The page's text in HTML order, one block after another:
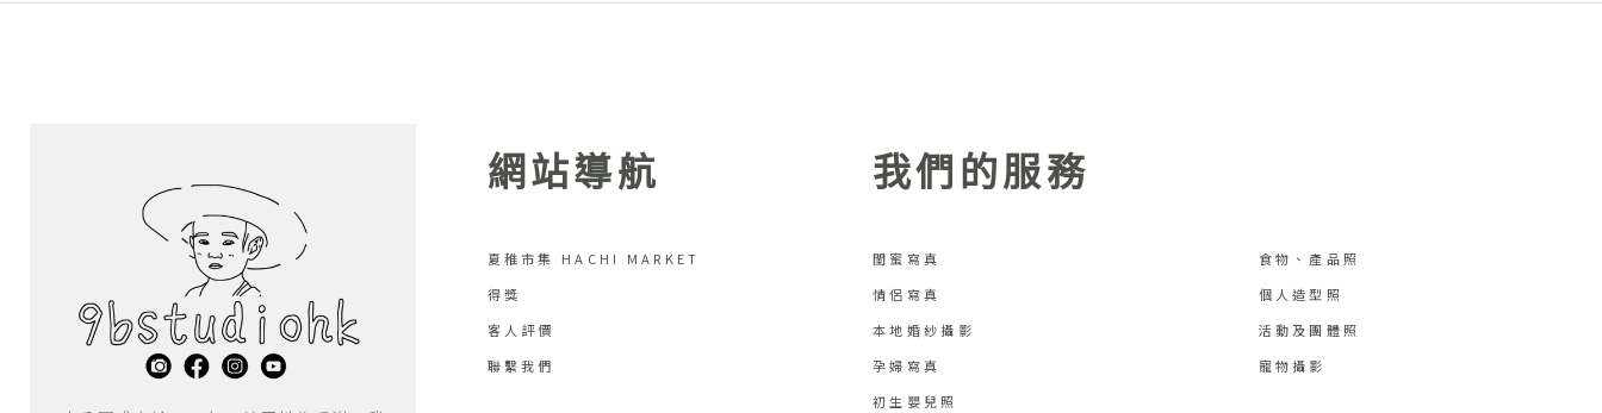
網站導航
夏稚市集 HACHI MARKET
得獎
客人評價
聯繫我們
我們的服務
閨蜜寫真
情侶寫真
本地婚紗攝影
孕婦寫真
初生嬰兒照
食物、產品照
個人造型照
活動及團體照
寵物攝影